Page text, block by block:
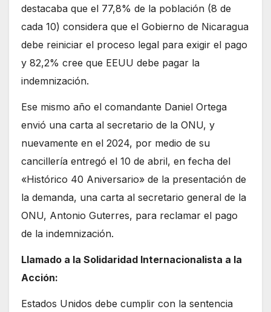
destacaba que el 77,8% de la población (8 de
cada 10) considera que el Gobierno de Nicaragua
debe reiniciar el proceso legal para exigir el pago
y 82,2% cree que EEUU debe pagar la
indemnización.
Ese mismo año el comandante Daniel Ortega
envió una carta al secretario de la ONU, y
nuevamente en el 2024, por medio de su
cancillería entregó el 10 de abril, en fecha del
«Histórico 40 Aniversario» de la presentación de
la demanda, una carta al secretario general de la
ONU, Antonio Guterres, para reclamar el pago
de la indemnización.
Llamado a la Solidaridad Internacionalista a la
Acción:
Estados Unidos debe cumplir con la sentencia